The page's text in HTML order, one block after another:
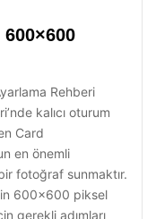
Rehberi
kalıcı oturum
Card
en önemli
fotoğraf sunmaktır.
600×600 piksel
gerekli adımları